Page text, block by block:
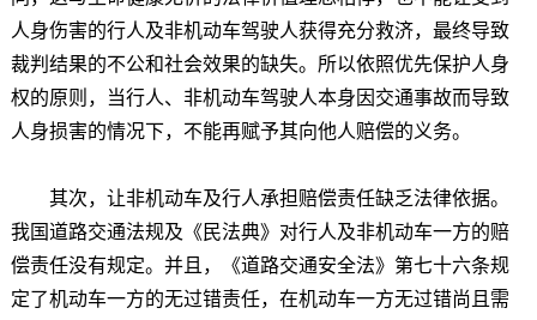
人身伤害的行人及非机动车驾驶人获得充分救济，最终导致
裁判结果的不公和社会效果的缺失。所以依照优先保护人身
权的原则，当行人、非机动车驾驶人本身因交通事故而导致
人身损害的情况下，不能再赋予其向他人赔偿的义务。
其次，让非机动车及行人承担赔偿责任缺乏法律依据。
我国道路交通法规及《民法典》对行人及非机动车一方的赔
偿责任没有规定。并且，《道路交通安全法》第七十六条规
定了机动车一方的无过错责任，在机动车一方无过错尚且需